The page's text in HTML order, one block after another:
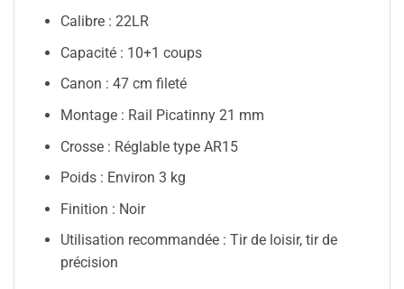
Calibre : 22LR
Capacité : 10+1 coups
Canon : 47 cm fileté
Montage : Rail Picatinny 21 mm
Crosse : Réglable type AR15
Poids : Environ 3 kg
Finition : Noir
Utilisation recommandée : Tir de loisir, tir de
précision